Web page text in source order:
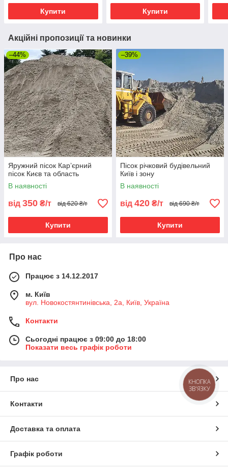
Купити Купити
Акційні пропозиції та новинки
–44%
Яружний пісок Кар’єрний
пісок Києв та область
В наявності
від 350 ₴/т від 620 ₴/т
Купити
–39%
Пісок річковий будівельний
Київ і зону
В наявності
від 420 ₴/т від 690 ₴/т
Купити
Про нас
Працює з 14.12.2017
м. Київ
вул. Новокостянтинівська, 2а, Київ, Україна
Контакти
Сьогодні працює з 09:00 до 18:00
Показати весь графік роботи
Про нас
Контакти
Доставка та оплата
Графік роботи
КНОПКА
ЗВ'ЯЗКУ